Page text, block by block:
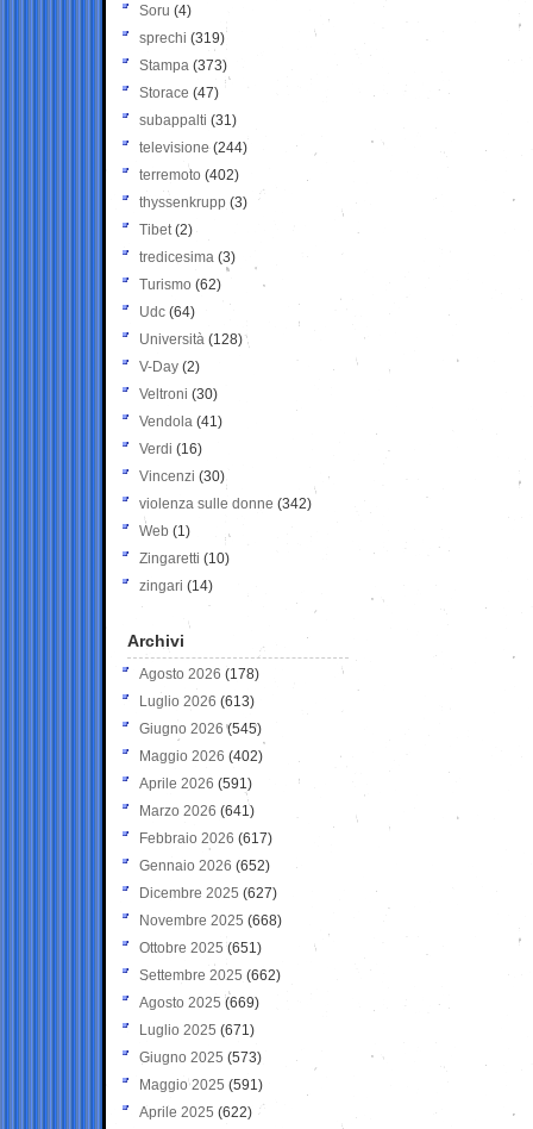
Soru (4)
sprechi (319)
Stampa (373)
Storace (47)
subappalti (31)
televisione(244)
terremoto (402)
thyssenkrupp (3)
Tibet(2)
tredicesima (3)
Turismo (62)
Udc (64)
Università (128)
V-Day (2)
Veltroni (30)
Vendola (41)
Verdi (16)
Vincenzi (30)
violenza sulle donne (342)
Web (1)
Zingaretti (10)
zingari (14)
Archivi
Agosto 2026 (178)
Luglio 2026 (613)
Giugno 2026 (545)
Maggio 2026 (402)
Aprile 2026 (591)
Marzo 2026 (641)
Febbraio 2026 (617)
Gennaio 2026 (652)
Dicembre 2025 (627)
Novembre 2025 (668)
Ottobre 2025 (651)
Settembre 2025 (662)
Agosto 2025 (669)
Luglio 2025 (671)
Giugno 2025 (573)
Maggio 2025 (591)
Aprile 2025 (622)